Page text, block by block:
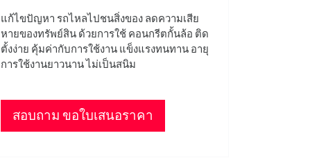
แก้ไขปัญหา รถไหลไปชนสิ่งของ ลดความเสีย
หายของทรัพย์สิน ด้วยการใช้ คอนกรีตกั้นล้อ ติด
ตั้งง่าย คุ้มค่ากับการใช้งาน แข็งแรงทนทาน อายุ
การใช้งานยาวนาน ไม่เป็นสนิม
สอบถาม ขอใบเสนอราคา